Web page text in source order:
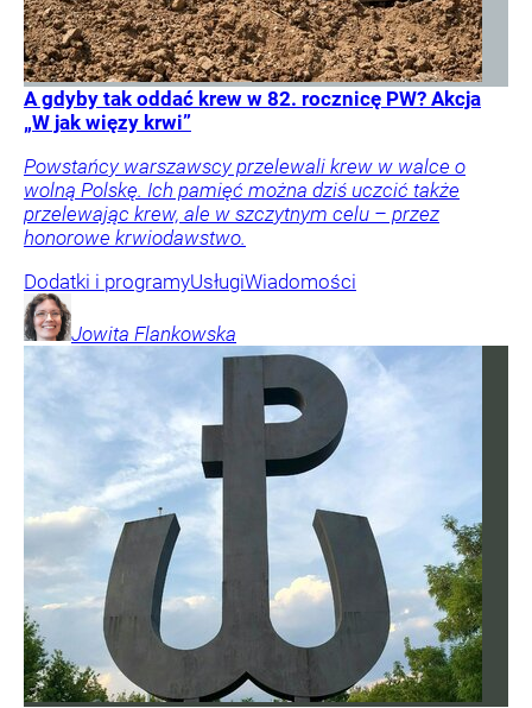
A gdyby tak oddać krew w 82. rocznicę PW? Akcja
„W jak więzy krwi”
Powstańcy warszawscy przelewali krew w walce o
wolną Polskę. Ich pamięć można dziś uczcić także
przelewając krew, ale w szczytnym celu – przez
honorowe krwiodawstwo.
Dodatki i programyUsługiWiadomości
Jowita Flankowska